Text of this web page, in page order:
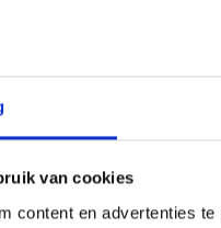
van cookies
content en advertenties
Grootverpakking (500)
nu!